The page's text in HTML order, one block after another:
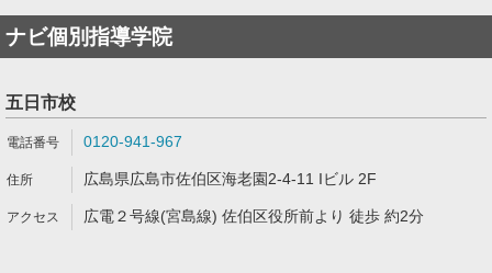
ナビ個別指導学院
五日市校
0120-941-967
広島県広島市佐伯区海老園2-4-11 Iビル 2F
広電２号線(宮島線) 佐伯区役所前より 徒歩 約2分